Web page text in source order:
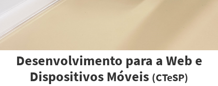
Desenvolvimento para a Web e
Dispositivos Móveis (CTeSP)